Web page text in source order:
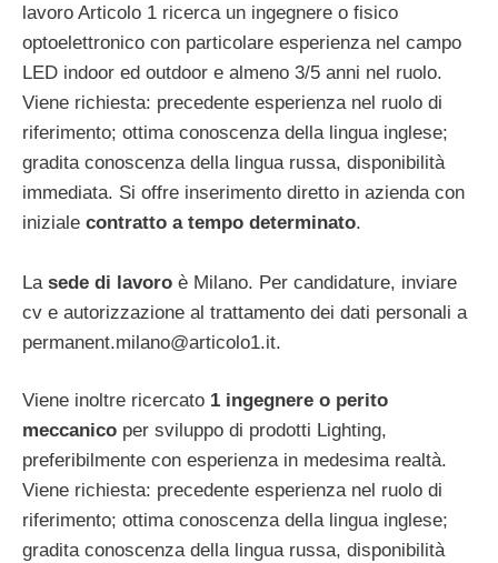
lavoro Articolo 1 ricerca un ingegnere o fisico
optoelettronico con particolare esperienza nel campo
LED indoor ed outdoor e almeno 3/5 anni nel ruolo.
Viene richiesta: precedente esperienza nel ruolo di
riferimento; ottima conoscenza della lingua inglese;
gradita conoscenza della lingua russa, disponibilità
immediata. Si offre inserimento diretto in azienda con
iniziale contratto a tempo determinato.
La sede di lavoro è Milano. Per candidature, inviare
cv e autorizzazione al trattamento dei dati personali a
permanent.milano@articolo1.it.
Viene inoltre ricercato 1 ingegnere o perito
meccanico per sviluppo di prodotti Lighting,
preferibilmente con esperienza in medesima realtà.
Viene richiesta: precedente esperienza nel ruolo di
riferimento; ottima conoscenza della lingua inglese;
gradita conoscenza della lingua russa, disponibilità